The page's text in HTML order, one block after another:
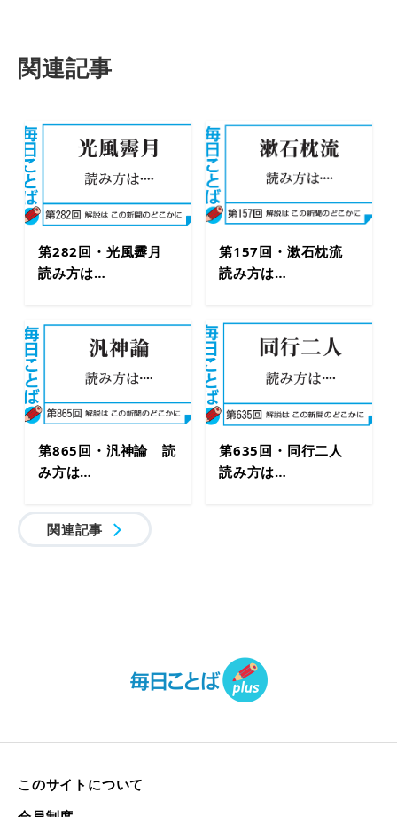
関連記事
第282回・光風霽月
読み方は…
第157回・漱石枕流
読み方は…
第865回・汎神論 読
み方は…
第635回・同行二人
読み方は…
関連記事
このサイトについて